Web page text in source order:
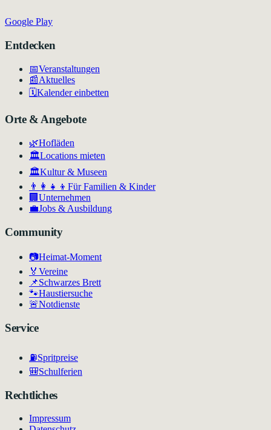
Google Play
Entdecken
📅Veranstaltungen
📰Aktuelles
🗓️Kalender einbetten
Orte & Angebote
🌿Hofläden
🏛️Locations mieten
🏛Kultur & Museen
👨‍👩‍👧‍👦 Für Familien & Kinder
🏢 Unternehmen
💼Jobs & Ausbildung
Community
📷Heimat-Moment
🏅 Vereine
📌Schwarzes Brett
🐾Haustiersuche
🚨Notdienste
Service
⛽Spritpreise
🎒Schulferien
Rechtliches
Impressum